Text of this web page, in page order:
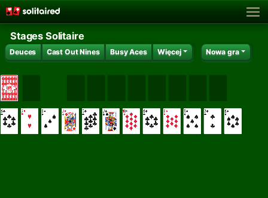
Stages Solitaire
Deuces Cast Out Nines Busy Aces Więcej Nowa gra